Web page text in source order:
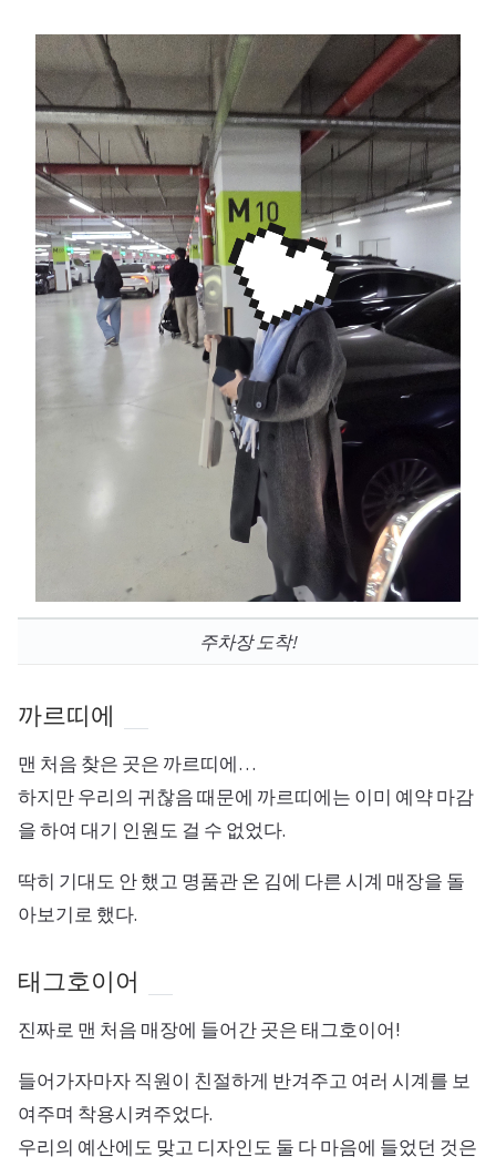
주차장 도착!
까르띠에
맨 처음 찾은 곳은 까르띠에…
하지만 우리의 귀찮음 때문에 까르띠에는 이미 예약 마감
을 하여 대기 인원도 걸 수 없었다.
딱히 기대도 안 했고 명품관 온 김에 다른 시계 매장을 돌
아보기로 했다.
태그호이어
진짜로 맨 처음 매장에 들어간 곳은 태그호이어!
들어가자마자 직원이 친절하게 반겨주고 여러 시계를 보
여주며 착용시켜주었다.
우리의 예산에도 맞고 디자인도 둘 다 마음에 들었던 것은